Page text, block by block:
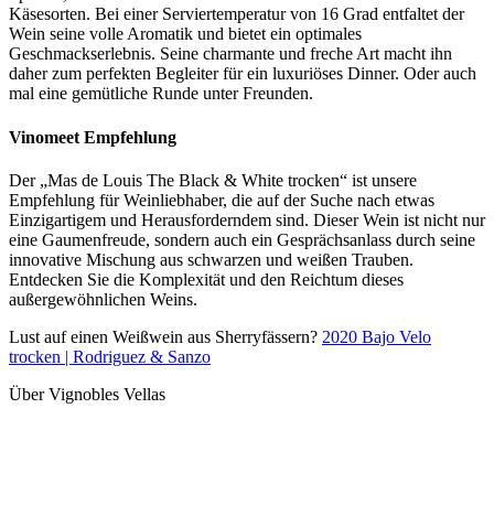
Käsesorten. Bei einer Serviertemperatur von 16 Grad entfaltet der
Wein seine volle Aromatik und bietet ein optimales
Geschmackserlebnis. Seine charmante und freche Art macht ihn
daher zum perfekten Begleiter für ein luxuriöses Dinner. Oder auch
mal eine gemütliche Runde unter Freunden.
Vinomeet Empfehlung
Der „Mas de Louis The Black & White trocken“ ist unsere
Empfehlung für Weinliebhaber, die auf der Suche nach etwas
Einzigartigem und Herausforderndem sind. Dieser Wein ist nicht nur
eine Gaumenfreude, sondern auch ein Gesprächsanlass durch seine
innovative Mischung aus schwarzen und weißen Trauben.
Entdecken Sie die Komplexität und den Reichtum dieses
außergewöhnlichen Weins.
Lust auf einen Weißwein aus Sherryfässern? 2020 Bajo Velo
trocken | Rodriguez & Sanzo
Über Vignobles Vellas